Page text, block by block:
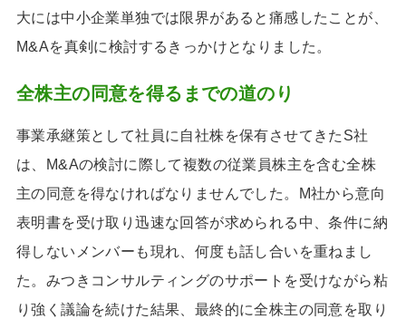
大には中小企業単独では限界があると痛感したことが、
M&Aを真剣に検討するきっかけとなりました。
全株主の同意を得るまでの道のり
事業承継策として社員に自社株を保有させてきたS社
は、M&Aの検討に際して複数の従業員株主を含む全株
主の同意を得なければなりませんでした。M社から意向
表明書を受け取り迅速な回答が求められる中、条件に納
得しないメンバーも現れ、何度も話し合いを重ねまし
た。みつきコンサルティングのサポートを受けながら粘
り強く議論を続けた結果、最終的に全株主の同意を取り